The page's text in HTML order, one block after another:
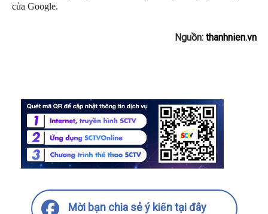
của Google.
Nguồn: thanhnien.vn
Mời bạn chia sẻ ý kiến tại đây